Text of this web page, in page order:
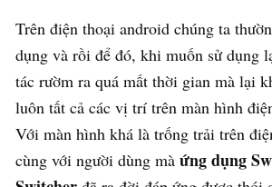
Trên điện thoại android chúng ta
dụng và rồi để đó, khi muốn sử dụng
tác rườm ra quá mất thời gian mà lại
luôn tất cả các vị trí trên màn hình
Với màn hình khá là trống trải trên
cùng với người dùng mà ứng dụng